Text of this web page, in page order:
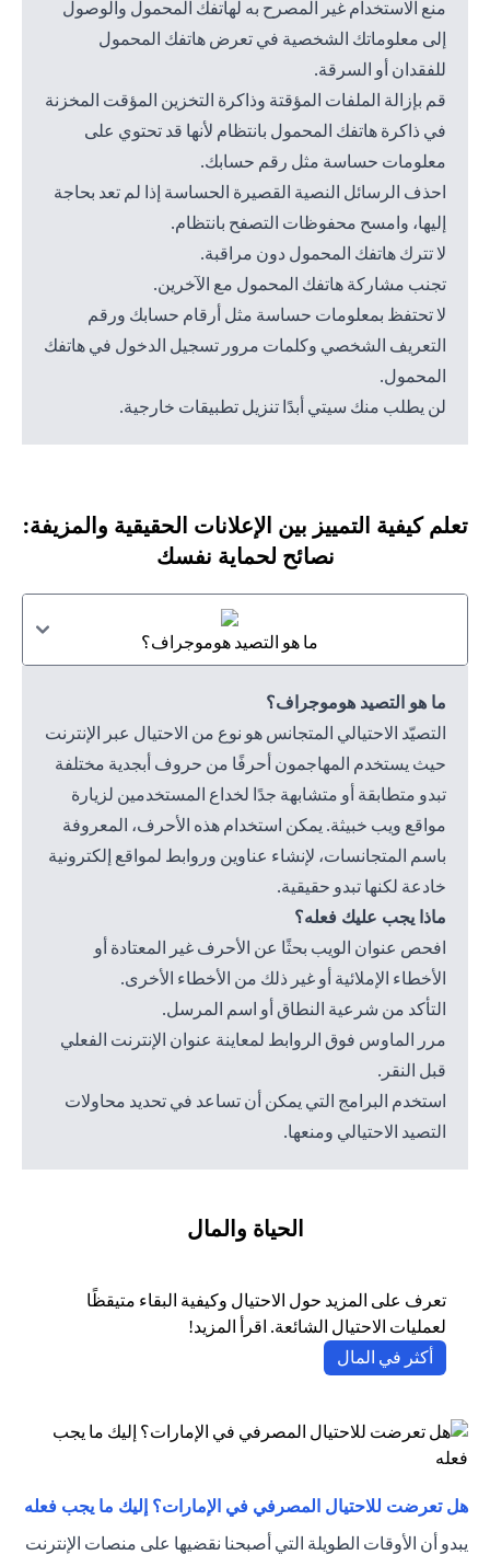
منع الاستخدام غير المصرح به لهاتفك المحمول والوصول
إلى معلوماتك الشخصية في تعرض هاتفك المحمول
للفقدان أو السرقة.
قم بإزالة الملفات المؤقتة وذاكرة التخزين المؤقت المخزنة
في ذاكرة هاتفك المحمول بانتظام لأنها قد تحتوي على
معلومات حساسة مثل رقم حسابك.
احذف الرسائل النصية القصيرة الحساسة إذا لم تعد بحاجة
إليها، وامسح محفوظات التصفح بانتظام.
لا تترك هاتفك المحمول دون مراقبة.
تجنب مشاركة هاتفك المحمول مع الآخرين.
لا تحتفظ بمعلومات حساسة مثل أرقام حسابك ورقم
التعريف الشخصي وكلمات مرور تسجيل الدخول في هاتفك
المحمول.
لن يطلب منك سيتي أبدًا تنزيل تطبيقات خارجية.
تعلم كيفية التمييز بين الإعلانات الحقيقية والمزيفة:
نصائح لحماية نفسك
ما هو التصيد هوموجراف؟
ما هو التصيد هوموجراف؟
التصيّد الاحتيالي المتجانس هو نوع من الاحتيال عبر الإنترنت
حيث يستخدم المهاجمون أحرفًا من حروف أبجدية مختلفة
تبدو متطابقة أو متشابهة جدًا لخداع المستخدمين لزيارة
مواقع ويب خبيثة. يمكن استخدام هذه الأحرف، المعروفة
باسم المتجانسات، لإنشاء عناوين وروابط لمواقع إلكترونية
خادعة لكنها تبدو حقيقية.
ماذا يجب عليك فعله؟
افحص عنوان الويب بحثًا عن الأحرف غير المعتادة أو
الأخطاء الإملائية أو غير ذلك من الأخطاء الأخرى.
التأكد من شرعية النطاق أو اسم المرسل.
مرر الماوس فوق الروابط لمعاينة عنوان الإنترنت الفعلي
قبل النقر.
استخدم البرامج التي يمكن أن تساعد في تحديد محاولات
التصيد الاحتيالي ومنعها.
الحياة والمال
تعرف على المزيد حول الاحتيال وكيفية البقاء متيقظًا
لعمليات الاحتيال الشائعة. اقرأ المزيد!
أكثر في المال
هل تعرضت للاحتيال المصرفي في الإمارات؟ إليك ما يجب فعله
يبدو أن الأوقات الطويلة التي أصبحنا نقضيها على منصات الإنترنت